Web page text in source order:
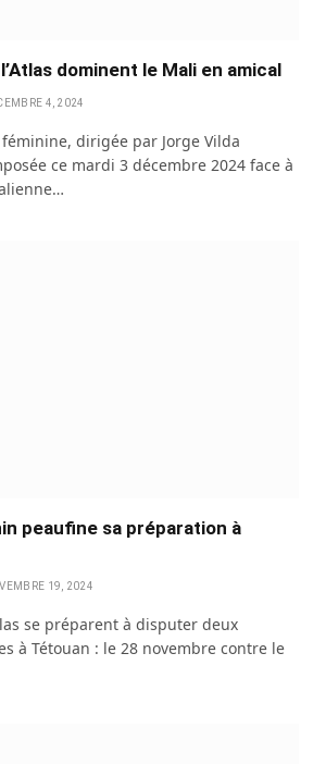
dominent le Mali en amical
4, 2024
féminine, dirigée par Jorge Vilda
ce mardi 3 décembre 2024 face à
peaufine sa préparation à
19, 2024
se préparent à disputer deux
à Tétouan : le 28 novembre contre le